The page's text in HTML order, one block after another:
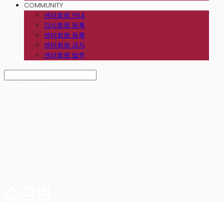
COMMUNITY
센터회원 안내
강사회원 등록
센터회원 등록
센터회원 공지
센터회원 발주